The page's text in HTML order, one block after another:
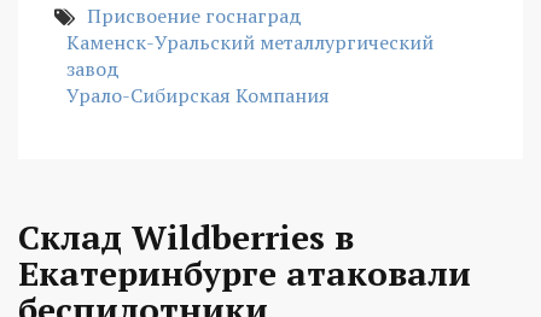
Присвоение госнаград
Каменск-Уральский металлургический
завод
Урало-Сибирская Компания
Склад Wildberries в
Екатеринбурге атаковали